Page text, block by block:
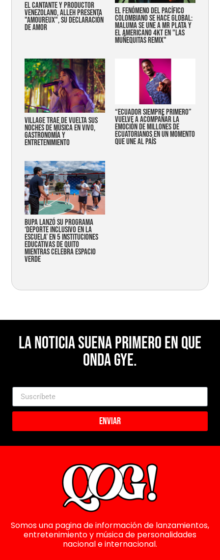
EL CANTANTE Y PRODUCTOR
VENEZOLANO, ALLEH PRESENTA
"AMOUREUX", SU DECLARACIÓN
DE AMOR
EL FENÓMENO DEL PACÍFICO
COLOMBIANO SE HACE GLOBAL:
MALUMA SE UNE A MR PLATA Y
EL AMERICANO 4KT EN "LAS
MUÑEQUITAS REMIX"
Village trae de vuelta sus
noches de música en vivo,
gastronomía y
entretenimiento
“Ecuador siempre primero”
vuelve a acompañar la
emoción de millones de
ecuatorianos en un momento
que une al país
Bupa lanzó su programa
‘Deporte Inclusivo en la
Escuela’ en 5 instituciones
educativas de Quito
mientras celebra espacio
verde
La noticia suena primero en Que
Onda Gye.
Enviar
Somos una pagina de información de lanzamientos,
entretenimiento y música de personalidades
nacional e internacional.